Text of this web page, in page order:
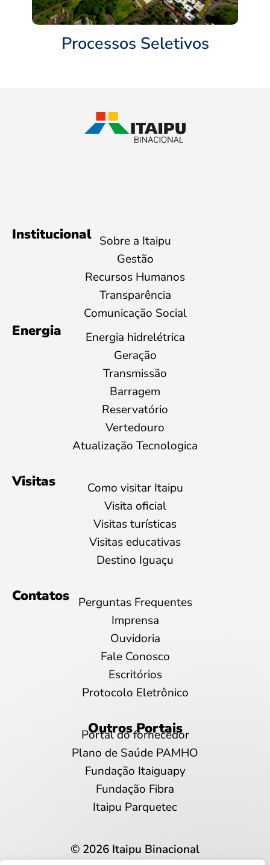
Processos Seletivos
Institucional Sobre a Itaipu
Gestão
Recursos Humanos
Transparência
Comunicação Social
Energia
Energia hidrelétrica
Geração
Transmissão
Barragem
Reservatório
Vertedouro
Atualização Tecnologica
Visitas
Como visitar Itaipu
Visita oficial
Visitas turísticas
Visitas educativas
Destino Iguaçu
Contatos
Perguntas Frequentes
Imprensa
Ouvidoria
Fale Conosco
Escritórios
Protocolo Eletrônico
Outros Portais
Portal do fornecedor
Plano de Saúde PAMHO
Fundação Itaiguapy
Fundação Fibra
Itaipu Parquetec
© 2026 Itaipu Binacional